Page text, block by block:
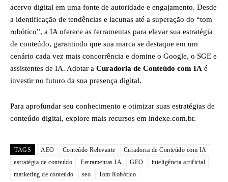
acervo digital em uma fonte de autoridade e engajamento. Desde
a identificação de tendências e lacunas até a superação do “tom
robótico”, a IA oferece as ferramentas para elevar sua estratégia
de conteúdo, garantindo que sua marca se destaque em um
cenário cada vez mais concorrência e domine o Google, o SGE e
assistentes de IA. Adotar a Curadoria de Conteúdo com IA é
investir no futuro da sua presença digital.
Para aprofundar seu conhecimento e otimizar suas estratégias de
conteúdo digital, explore mais recursos em indexe.com.br.
TAGS AEO Conteúdo Relevante
Curadoria de Conteúdo com IA
estratégia de conteúdo
Ferramentas IA GEO
inteligência artificial
marketing de conteúdo
seo Tom Robótico